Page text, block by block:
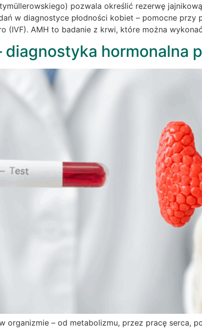
pozwala określić rezerwę
w diagnostyce płodności kobiet – pomocne przy
(IVF). AMH to badanie z krwi, które można
hormonalna
organizmie – od metabolizmu, przez pracę serca,